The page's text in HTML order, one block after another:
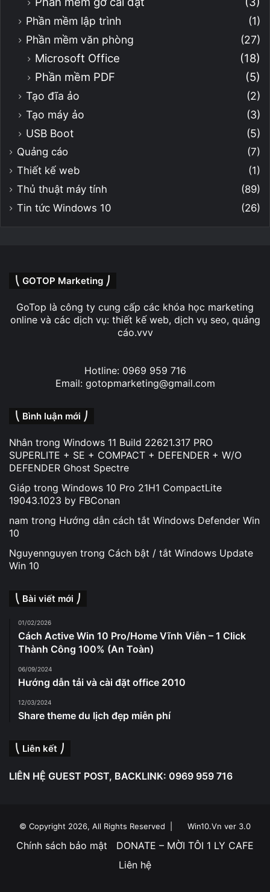
Phần mềm lập trình
(1)
Phần mềm văn phòng
(27)
Microsoft Office
(18)
Phần mềm PDF
(5)
Tạo đĩa ảo
(2)
Tạo máy ảo
(3)
USB Boot
(5)
Quảng cáo
(7)
Thiết kế web
(1)
Thủ thuật máy tính
(89)
Tin tức Windows 10
(26)
⎝ GOTOP Marketing ⎠
GoTop là công ty cung cấp các khóa học marketing
online và các dịch vụ: thiết kế web, dịch vụ seo, quảng
cáo.vvv
Hotline: 0969 959 716
Email: gotopmarketing@gmail.com
⎝ Bình luận mới ⎠
Nhân trong Windows 11 Build 22621.317 PRO
SUPERLITE + SE + COMPACT + DEFENDER + W/O
DEFENDER Ghost Spectre
Giáp trong Windows 10 Pro 21H1 CompactLite
19043.1023 by FBConan
nam trong Hướng dẫn cách tắt Windows Defender Win
10
Nguyennguyen trong Cách bật / tắt Windows Update
Win 10
⎝ Bài viết mới ⎠
01/02/2026
Cách Active Win 10 Pro/Home Vĩnh Viễn – 1 Click
Thành Công 100% (An Toàn)
06/09/2024
Hướng dẫn tải và cài đặt office 2010
12/03/2024
Share theme du lịch đẹp miễn phí
⎝ Liên kết ⎠
LIÊN HỆ GUEST POST, BACKLINK: 0969 959 716
© Copyright 2026, All Rights Reserved | Win10.Vn ver 3.0
Chính sách bảo mật
DONATE – MỜI TÔI 1 LY CAFE
Liên hệ